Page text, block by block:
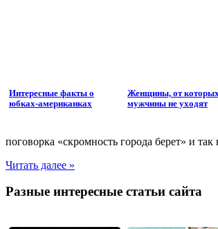
Интересные факты о
юбках-американках
Женщины, от которых
мужчины не уходят
поговорка «скромность города берет» и
Читать далее »
Разные интересные статьи сайта